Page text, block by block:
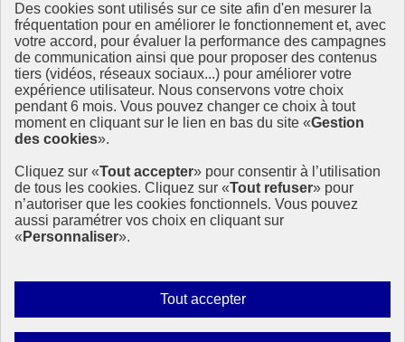
Des cookies sont utilisés sur ce site afin d'en mesurer la
fréquentation pour en améliorer le fonctionnement et, avec
votre accord, pour évaluer la performance des campagnes
de communication ainsi que pour proposer des contenus
tiers (vidéos, réseaux sociaux...) pour améliorer votre
expérience utilisateur. Nous conservons votre choix
pendant 6 mois. Vous pouvez changer ce choix à tout
moment en cliquant sur le lien en bas du site «Gestion
des cookies».
Cliquez sur «Tout accepter» pour consentir à l’utilisation
de tous les cookies. Cliquez sur «Tout refuser» pour
n’autoriser que les cookies fonctionnels. Vous pouvez
aussi paramétrer vos choix en cliquant sur
« Personnaliser».
Tout accepterAutoriser
tous
Ressources
La Méth’ODD
Gouvernement
Ce site propose l’information de référence concernant l’Agenda
2030 et la feuille de route de la France. Il valorise la mobilisation de
tous les acteurs.
info.gouv.fr- ouvre une nouvelle fenêtre
service-public.fr - ouvre une nouvelle fenêtre
legifrance.gouv.fr- ouvre une nouvelle fenêtre
data.gouv.fr- ouvre une nouvelle fenêtre
Plan du site
Mentions légales